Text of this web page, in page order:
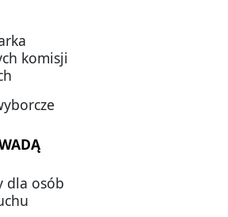
komisji
dla osób